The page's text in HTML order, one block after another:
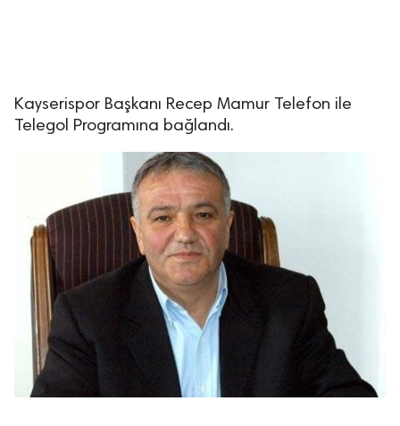
Kayserispor Başkanı Recep Mamur Telefon ile
Telegol Programına bağlandı.